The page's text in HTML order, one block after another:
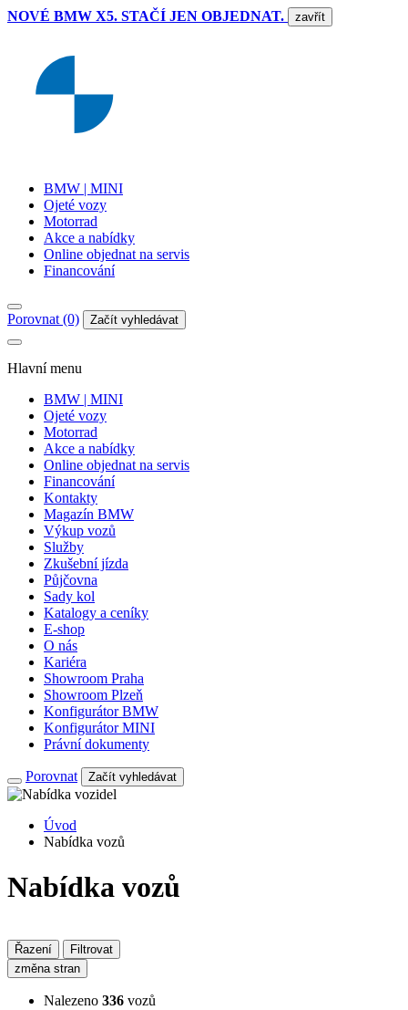
NOVÉ BMW X5. STAČÍ JEN OBJEDNAT. zavřít
BMW | MINI
Ojeté vozy
Motorrad
Akce a nabídky
Online objednat na servis
Financování
Porovnat (0) Začít vyhledávat
Hlavní menu
BMW | MINI
Ojeté vozy
Motorrad
Akce a nabídky
Online objednat na servis
Financování
Kontakty
Magazín BMW
Výkup vozů
Služby
Zkušební jízda
Půjčovna
Sady kol
Katalogy a ceníky
E-shop
O nás
Kariéra
Showroom Praha
Showroom Plzeň
Konfigurátor BMW
Konfigurátor MINI
Právní dokumenty
Porovnat Začít vyhledávat
Úvod
Nabídka vozů
Nabídka vozů
Řazení
Filtrovat
změna stran
Nalezeno 336 vozů